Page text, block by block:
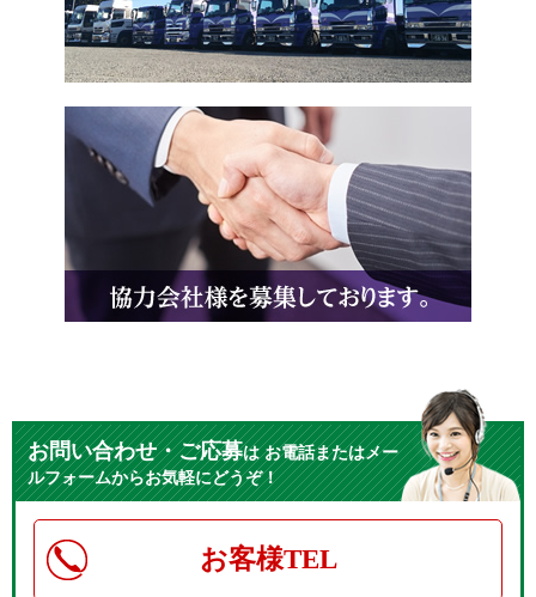
お問い合わせ・ご応募はお電話またはメー
ルフォームからお気軽にどうぞ！
お客様TEL